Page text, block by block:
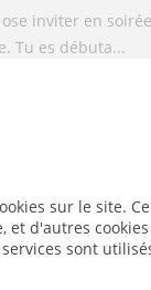
sur le site.
et d'autres cookies
sont
inviter en
Tu es débuta...
de Salon,
De Danse :